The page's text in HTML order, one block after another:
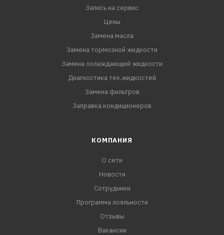
Запись на сервис
Цены
Замена масла
Замена тормозной жидкости
Замена охлаждающей жидкости
Диагностика тех.жидкостей
Замена фильтров
Заправка кондиционеров
КОМПАНИЯ
О сети
Новости
Сотрудники
Программа лояльности
Отзывы
Вакансии